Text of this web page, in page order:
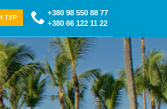
+380 98 550 88 77
+380 66 122 11 22
ТУР